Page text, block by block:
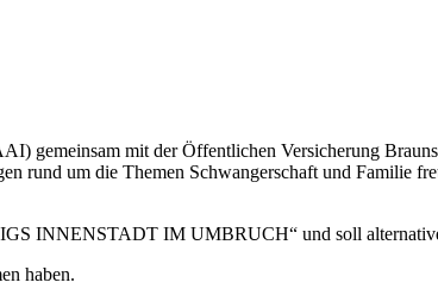
gemeinsam mit der Öffentlichen Versicherung
rund um die Themen Schwangerschaft und Familie
INNENSTADT IM UMBRUCH“ und soll
haben.